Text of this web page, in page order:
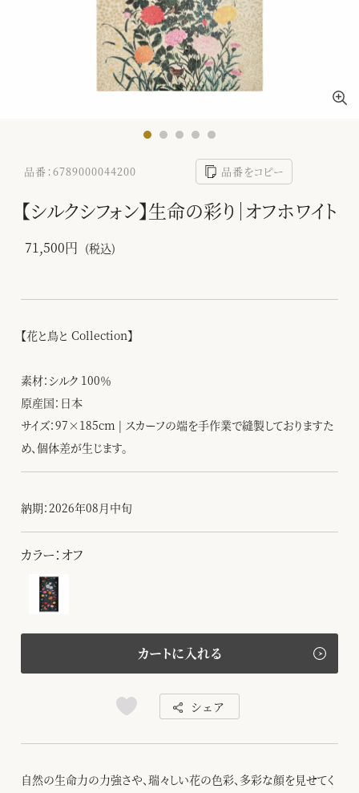
品番：6789000044200 品番をコピー
【シルクシフォン】生命の彩り｜オフホワイト
71,500円 (税込)
【花と鳥と Collection】
素材：シルク 100％
原産国：日本
サイズ：97×185cm | スカーフの端を手作業で縫製しておりますた
め、個体差が生じます。
納期：2026年08月中旬
カラー：オフ
カートに入れる
シェア
自然の生命力の力強さや、瑞々しい花の色彩、多彩な顔を見せてく